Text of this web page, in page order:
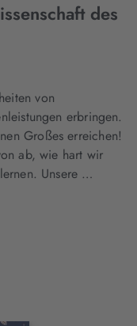
des
von
erbringen.
Großes erreichen!
ab, wie hart wir
Unsere …